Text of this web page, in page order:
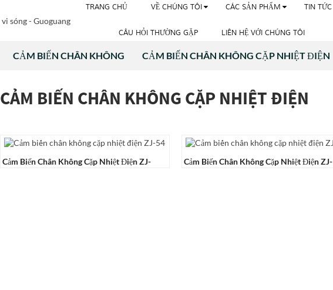
TRANG CHỦ VỀ CHÚNG TÔI CÁC SẢN PHẨM TIN TỨC
CÂU HỎI THƯỜNG GẶP LIÊN HỆ VỚI CHÚNG TÔI
CẢM BIẾN CHÂN KHÔNG CẢM BIẾN CHÂN KHÔNG CẶP NHIỆT ĐIỆN
CẢM BIẾN CHÂN KHÔNG CẶP NHIỆT ĐIỆN
Cảm Biến Chân Không Cặp Nhiệt Điện ZJ-
Cảm Biến Chân Không Cặp Nhiệt Điện ZJ-